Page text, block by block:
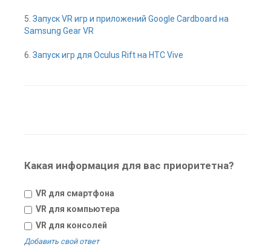
5. Запуск VR игр и приложений Google Cardboard на
Samsung Gear VR
6. Запуск игр для Oculus Rift на HTC Vive
Какая информация для вас приоритетна?
VR для смартфона
VR для компьютера
VR для консолей
Добавить свой ответ